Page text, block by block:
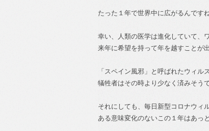
たった１年で世界中に広がるんです
幸い、人類の医学は進化していて、
来年に希望を持って年を越すことが
「スペイン風邪」と呼ばれたウィル
犠牲者はその時より少なく済みそうで
それにしても、毎日新型コロナウィ
ある意味変化のないこの１年はあっ